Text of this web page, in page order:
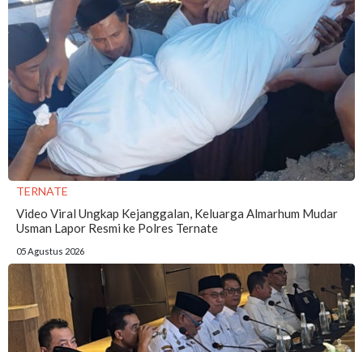
TERNATE
Video Viral Ungkap Kejanggalan, Keluarga Almarhum Mudar
Usman Lapor Resmi ke Polres Ternate
05 Agustus 2026